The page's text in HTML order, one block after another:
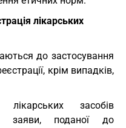
лікарських
до застосування
крім випадків,
засобів
заяви, поданої до